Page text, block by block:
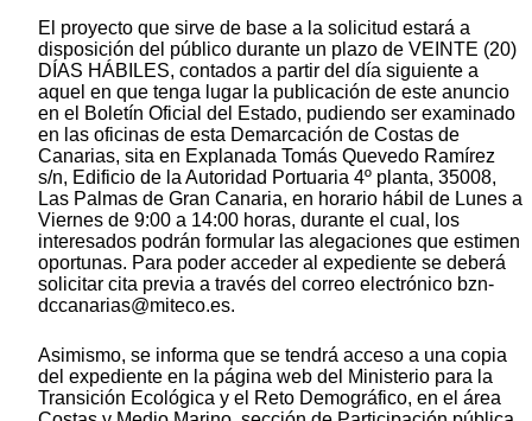
El proyecto que sirve de base a la solicitud estará a
disposición del público durante un plazo de VEINTE (20)
DÍAS HÁBILES, contados a partir del día siguiente a
aquel en que tenga lugar la publicación de este anuncio
en el Boletín Oficial del Estado, pudiendo ser examinado
en las oficinas de esta Demarcación de Costas de
Canarias, sita en Explanada Tomás Quevedo Ramírez
s/n, Edificio de la Autoridad Portuaria 4º planta, 35008,
Las Palmas de Gran Canaria, en horario hábil de Lunes a
Viernes de 9:00 a 14:00 horas, durante el cual, los
interesados podrán formular las alegaciones que estimen
oportunas. Para poder acceder al expediente se deberá
solicitar cita previa a través del correo electrónico bzn-
dccanarias@miteco.es.
Asimismo, se informa que se tendrá acceso a una copia
del expediente en la página web del Ministerio para la
Transición Ecológica y el Reto Demográfico, en el área